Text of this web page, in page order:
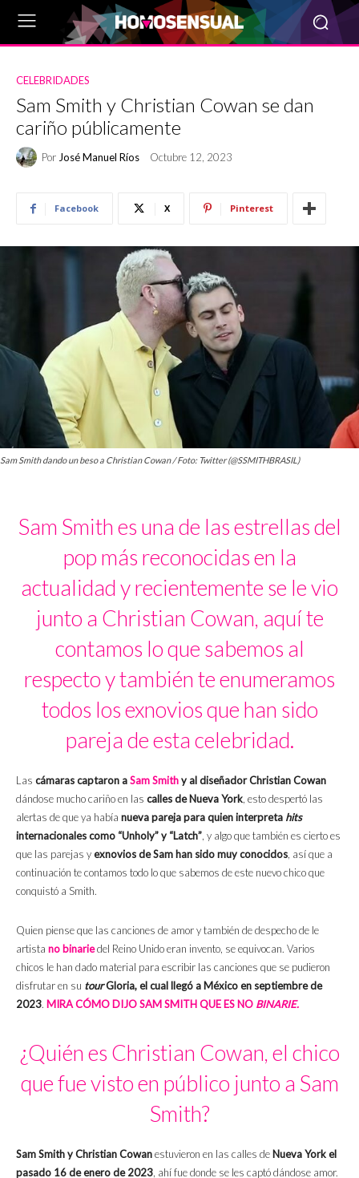
CELEBRIDADES
Sam Smith y Christian Cowan se dan
cariño públicamente
Por José Manuel Ríos Octubre 12, 2023
Facebook X Pinterest
Sam Smith dando un beso a Christian Cowan / Foto: Twitter (@SSMITHBRASIL)
Sam Smith es una de las estrellas del
pop más reconocidas en la
actualidad y recientemente se le vio
junto a Christian Cowan, aquí te
contamos lo que sabemos al
respecto y también te enumeramos
todos los exnovios que han sido
pareja de esta celebridad.
Las cámaras captaron aSam Smithy al diseñador Christian Cowan
dándose mucho cariño en las calles de Nueva York, esto despertó las
alertas de que ya había nueva pareja para quien interpreta hits
internacionales como “Unholy” y “Latch”, y algo que también es cierto es
que las parejas yexnovios de Sam han sido muy conocidos, así que a
continuación te contamos todo lo que sabemos de este nuevo chico que
conquistó a Smith.
Quien piense que las canciones de amor y también de despecho de le
artista no binariedel Reino Unido eran invento, se equivocan. Varios
chicos le han dado material para escribir las canciones que se pudieron
disfrutar en su tourGloria, el cual llegó a México en septiembre de
2023. MIRA CÓMO DIJO SAM SMITH QUE ES NO BINARIE.
¿Quién es Christian Cowan, el chico
que fue visto en público junto a Sam
Smith?
Sam Smith y Christian Cowanestuvieron en las calles de Nueva York el
pasado 16 de enero de 2023, ahí fue donde se les captó dándose amor.